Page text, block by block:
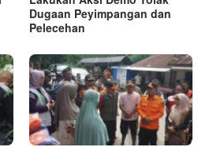
Dugaan Peyimpangan dan
Pelecehan